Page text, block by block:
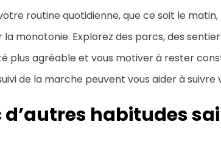
routine quotidienne, que ce soit le
monotonie. Explorez des parcs, des
plus agréable et vous motiver à rester
de la marche peuvent vous aider à
habitudes